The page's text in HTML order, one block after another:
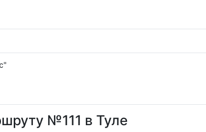
№111 в Туле